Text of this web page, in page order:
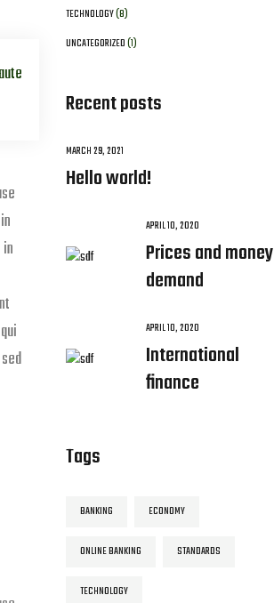
TECHNOLOGY(8)
UNCATEGORIZED(1)
Recent posts
MARCH 29, 2021
Hello world!
APRIL 10, 2020
Prices and money
demand
APRIL 10, 2020
International
finance
Tags
BANKING ECONOMY
ONLINE BANKING STANDARDS
TECHNOLOGY